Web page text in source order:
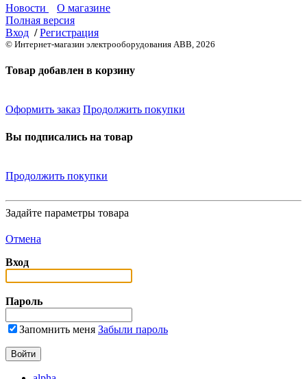
Новости
О магазине
Полная версия
Вход / Регистрация
© Интернет-магазин электрооборудования ABB, 2026
Товар добавлен в корзину
Оформить заказ Продолжить покупки
Вы подписались на товар
Продолжить покупки
Задайте параметры товара
Отмена
Вход
Пароль
Запомнить меня Забыли пароль